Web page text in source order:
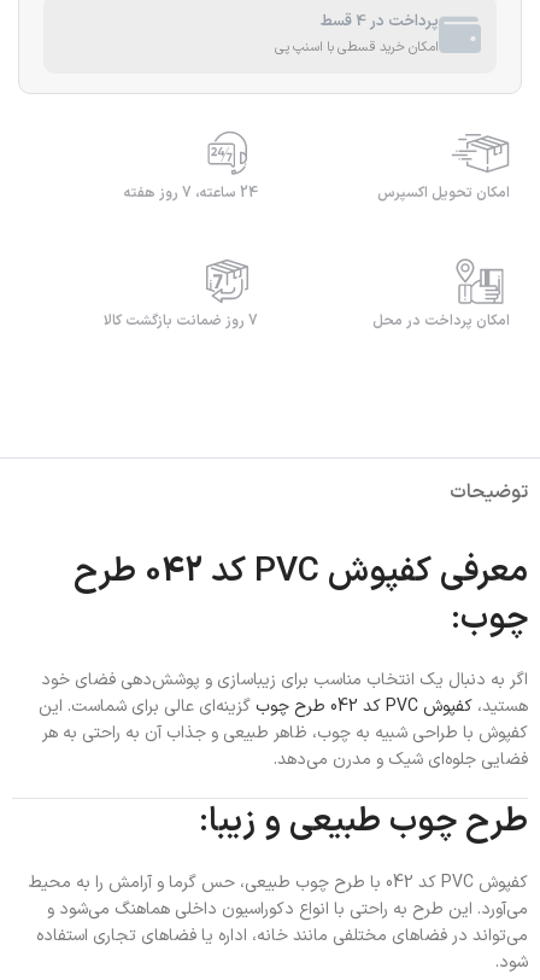
پرداخت در 4 قسط
امکان خرید قسطی با اسنپ پی
امکان تحویل اکسپرس 24 ساعته، 7 روز هفته
امکان پرداخت در محل 7 روز ضمانت بازگشت کالا
توضیحات
معرفی کفپوش PVC کد 042 طرح
چوب:
اگر به دنبال یک انتخاب مناسب برای زیباسازی و پوشش‌دهی فضای خود
هستید، کفپوش PVC کد 042 طرح چوب
گزینه‌ای عالی برای شماست. این
کفپوش با طراحی شبیه به چوب، ظاهر طبیعی و جذاب آن به راحتی به هر
فضایی جلوه‌ای شیک و مدرن می‌دهد.
طرح چوب طبیعی و زیبا:
کفپوش PVC کد 042 با طرح چوب طبیعی، حس گرما و آرامش را به محیط
می‌آورد. این طرح به راحتی با انواع دکوراسیون داخلی هماهنگ می‌شود و
می‌تواند در فضاهای مختلفی مانند خانه، اداره یا فضاهای تجاری استفاده
شود.